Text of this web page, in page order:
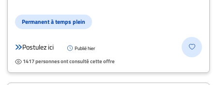
Permanent à temps plein
Postulez ici Publié hier
1417 personnes ont consulté cette offre